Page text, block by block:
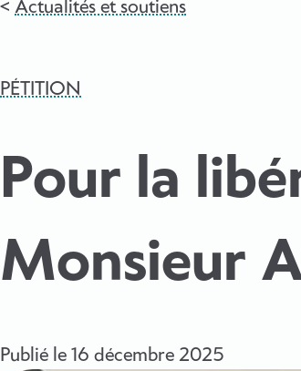
Actualités et soutiens
PÉTITION
Pour la
Monsieur
Publié le 16 décembre 2025